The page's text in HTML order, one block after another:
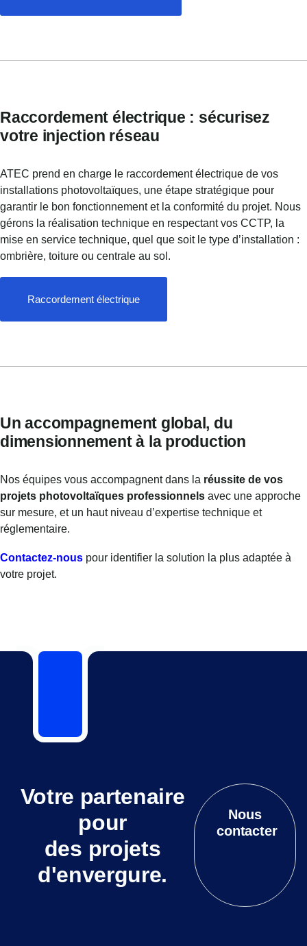
Raccordement électrique : sécurisez
votre injection réseau
ATEC prend en charge le raccordement électrique de vos
installations photovoltaïques, une étape stratégique pour
garantir le bon fonctionnement et la conformité du projet. Nous
gérons la réalisation technique en respectant vos CCTP, la
mise en service technique, quel que soit le type d’installation :
ombrière, toiture ou centrale au sol.
Raccordement électrique
Un accompagnement global, du
dimensionnement à la production
Nos équipes vous accompagnent dans la réussite de vos
projets photovoltaïques professionnels avec une approche
sur mesure, et un haut niveau d’expertise technique et
réglementaire.
Contactez-nous pour identifier la solution la plus adaptée à
votre projet.
Votre partenaire
pour
des projets
d'envergure.
Nous
contacter